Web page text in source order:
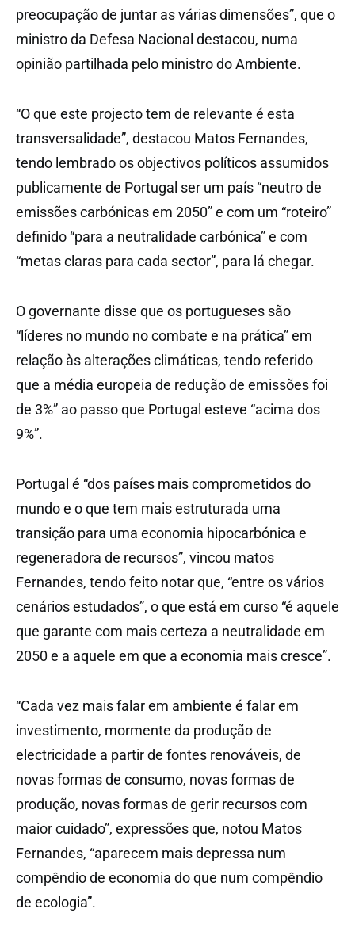
preocupação de juntar as várias dimensões”, que o
ministro da Defesa Nacional destacou, numa
opinião partilhada pelo ministro do Ambiente.
“O que este projecto tem de relevante é esta
transversalidade”, destacou Matos Fernandes,
tendo lembrado os objectivos políticos assumidos
publicamente de Portugal ser um país “neutro de
emissões carbónicas em 2050” e com um “roteiro”
definido “para a neutralidade carbónica” e com
“metas claras para cada sector”, para lá chegar.
O governante disse que os portugueses são
“líderes no mundo no combate e na prática” em
relação às alterações climáticas, tendo referido
que a média europeia de redução de emissões foi
de 3%” ao passo que Portugal esteve “acima dos
9%”.
Portugal é “dos países mais comprometidos do
mundo e o que tem mais estruturada uma
transição para uma economia hipocarbónica e
regeneradora de recursos”, vincou matos
Fernandes, tendo feito notar que, “entre os vários
cenários estudados”, o que está em curso “é aquele
que garante com mais certeza a neutralidade em
2050 e a aquele em que a economia mais cresce”.
“Cada vez mais falar em ambiente é falar em
investimento, mormente da produção de
electricidade a partir de fontes renováveis, de
novas formas de consumo, novas formas de
produção, novas formas de gerir recursos com
maior cuidado”, expressões que, notou Matos
Fernandes, “aparecem mais depressa num
compêndio de economia do que num compêndio
de ecologia”.